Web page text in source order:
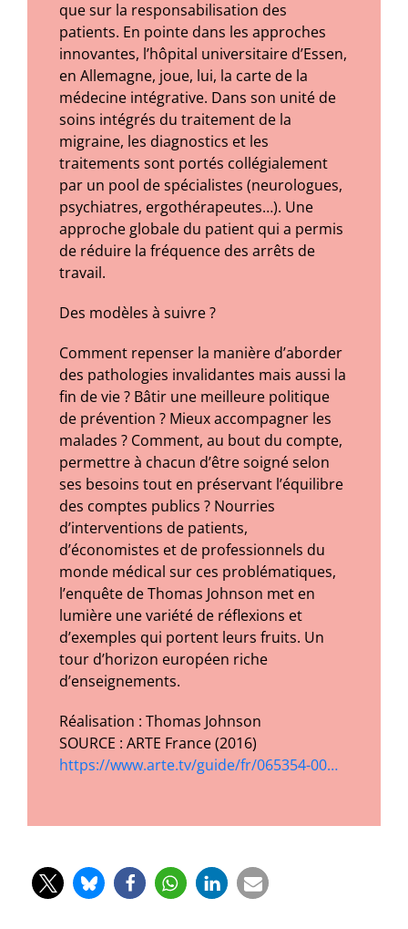
que sur la responsabilisation des
patients. En pointe dans les approches
innovantes, l’hôpital universitaire d’Essen,
en Allemagne, joue, lui, la carte de la
médecine intégrative. Dans son unité de
soins intégrés du traitement de la
migraine, les diagnostics et les
traitements sont portés collégialement
par un pool de spécialistes (neurologues,
psychiatres, ergothérapeutes…). Une
approche globale du patient qui a permis
de réduire la fréquence des arrêts de
travail.
Des modèles à suivre ?
Comment repenser la manière d’aborder
des pathologies invalidantes mais aussi la
fin de vie ? Bâtir une meilleure politique
de prévention ? Mieux accompagner les
malades ? Comment, au bout du compte,
permettre à chacun d’être soigné selon
ses besoins tout en préservant l’équilibre
des comptes publics ? Nourries
d’interventions de patients,
d’économistes et de professionnels du
monde médical sur ces problématiques,
l’enquête de Thomas Johnson met en
lumière une variété de réflexions et
d’exemples qui portent leurs fruits. Un
tour d’horizon européen riche
d’enseignements.
Réalisation : Thomas Johnson
SOURCE : ARTE France (2016)
https://www.arte.tv/guide/fr/065354-00…